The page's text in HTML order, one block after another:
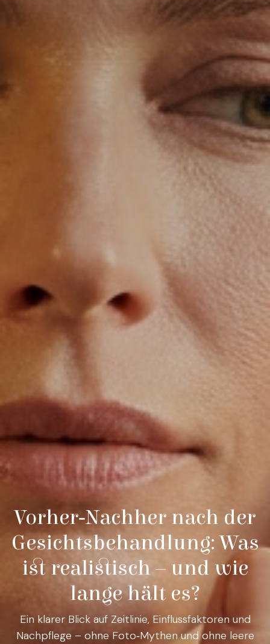
Vorher‑Nachher nach der
Gesichtsbehandlung: Was
ist realistisch – und wie
lange hält es?
Ein klarer Blick auf Zeitlinie, Einflussfaktoren und
Nachpflege – ohne Foto‑Mythen und ohne leere